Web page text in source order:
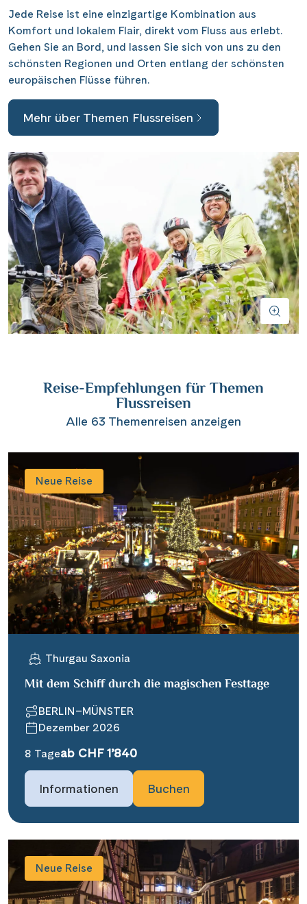
Jede Reise ist eine einzigartige Kombination aus
Komfort und lokalem Flair, direkt vom Fluss aus erlebt.
Gehen Sie an Bord, und lassen Sie sich von uns zu den
schönsten Regionen und Orten entlang der schönsten
europäischen Flüsse führen.
Mehr über Themen Flussreisen
Reise-Empfehlungen für Themen
Flussreisen
Alle 63 Themenreisen anzeigen
Neue Reise
Thurgau Saxonia
Mit dem Schiff durch die magischen Festtage
BERLIN–MÜNSTER
Dezember 2026
8 Tageab CHF 1’840
Informationen Buchen
Neue Reise
Seine, Oise & Schelde(6)
Spree
Weser, Ems & Hunte(2)
Porta Nigra(11)
Reichsburg Cochem (14)
Saarschleife(7)
Schiffshebewerk Arzviller
Schiffshebewerk Niederfinow(19)
Schiffshebewerk Scharnebeck(8)
Schloss Heidelberg
Schloss Sanssouci
Schloss Schönbrunn
Schlögener Schlinge(8)
St. Georgs-Arm(2)
Stift Melk(10)
Wasserstrassenkreuz Magdeburg(2)
Wasserstrassenkreuz Minden(7)
Passau
Porto (12)
Potsdam (1)
Regensburg(1)
Rotterdam (2)
Saarburg
Stralsund(6)
Strasbourg(1)
Stuttgart(2)
Tulcea(1)
Valence(1)
Wien(2)